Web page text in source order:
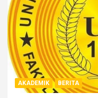
AKADEMIK BERITA